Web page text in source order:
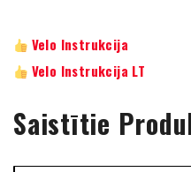
Velo Instrukcija
Velo Instrukcija LT
Saistītie